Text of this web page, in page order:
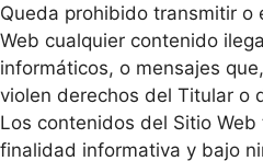
Queda prohibido transmitir o
Web cualquier contenido
informáticos, o mensajes
violen derechos del Titular o
Los contenidos del Sitio
finalidad informativa y bajo